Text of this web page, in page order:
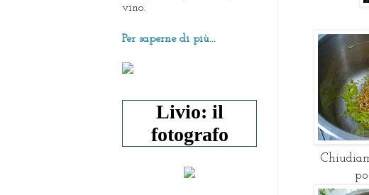
vino.
Per saperne di più...
Livio: il
fotografo